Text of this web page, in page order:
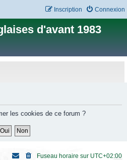
Connexion
Inscription
d'avant 1983
les cookies de ce forum ?
Fuseau horaire sur UTC+02:00